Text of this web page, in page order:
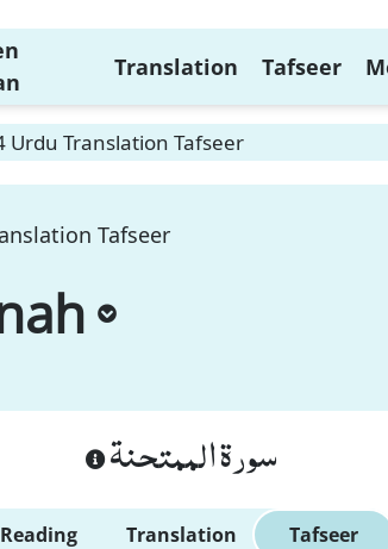
Translation Tafseer
Translation Tafseer
Tafseer
سورة الممتحنة
Reading Translation Tafseer